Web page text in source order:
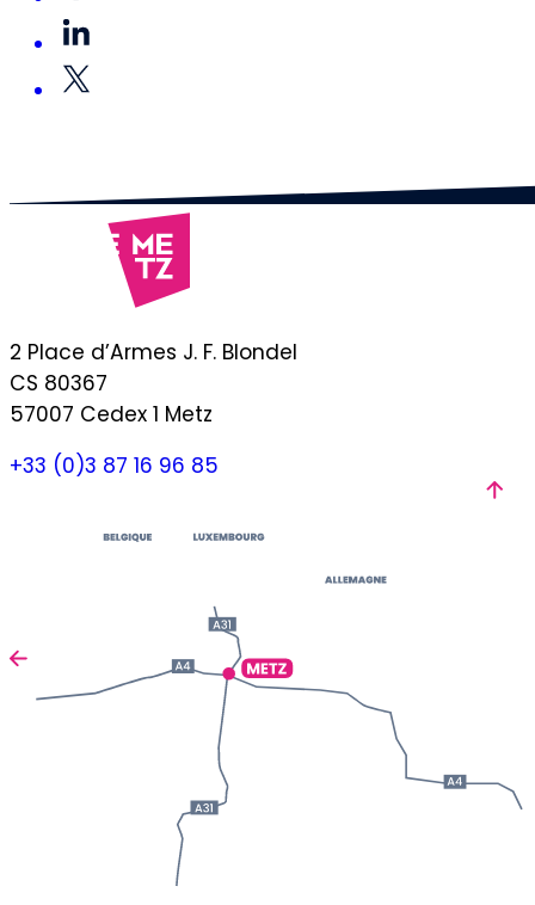
2 Place d’Armes J. F. Blondel
CS 80367
57007 Cedex 1 Metz
+33 (0)3 87 16 96 85